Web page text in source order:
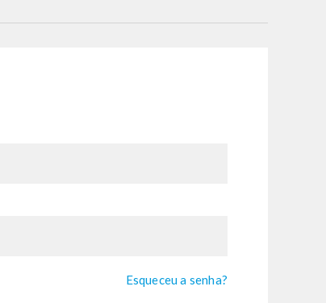
Esqueceu a senha?